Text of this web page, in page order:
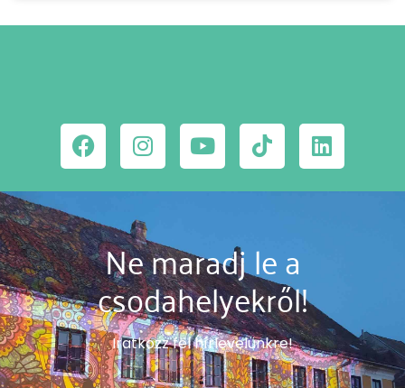
Ne maradj le a
csodahelyekről!
Iratkozz fel hírlevelünkre!